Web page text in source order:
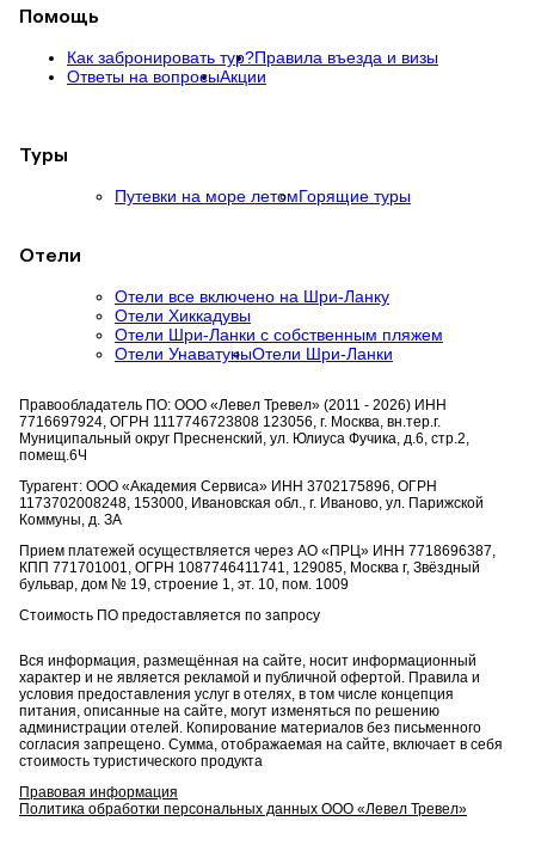
Помощь
Как забронировать тур?Правила въезда и визы
Ответы на вопросыАкции
Туры
Путевки на море летомГорящие туры
Отели
Отели все включено на Шри-Ланку
Отели Хиккадувы
Отели Шри-Ланки с собственным пляжем
Отели УнаватуныОтели Шри-Ланки
Правообладатель ПО: ООО «Левел Тревел» (2011 - 2026) ИНН
7716697924, ОГРН 1117746723808 123056, г. Москва, вн.тер.г.
Муниципальный округ Пресненский, ул. Юлиуса Фучика, д.6, стр.2,
помещ.6Ч
Турагент: ООО «Академия Сервиса» ИНН 3702175896, ОГРН
1173702008248, 153000, Ивановская обл., г. Иваново, ул. Парижской
Коммуны, д. ЗА
Прием платежей осуществляется через АО «ПРЦ» ИНН 7718696387,
КПП 771701001, ОГРН 1087746411741, 129085, Москва г, Звёздный
бульвар, дом № 19, строение 1, эт. 10, пом. 1009
Стоимость ПО предоставляется по запросу
Вся информация, размещённая на сайте, носит информационный
характер и не является рекламой и публичной офертой. Правила и
условия предоставления услуг в отелях, в том числе концепция
питания, описанные на сайте, могут изменяться по решению
администрации отелей. Копирование материалов без письменного
согласия запрещено. Сумма, отображаемая на сайте, включает в себя
стоимость туристического продукта
Правовая информация
Политика обработки персональных данных ООО «Левел Тревел»